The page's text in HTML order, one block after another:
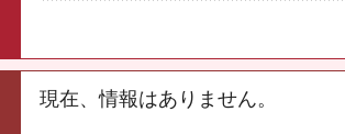
現在、情報はありません。